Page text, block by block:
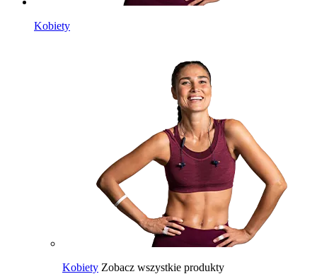
Kobiety
Kobiety Zobacz wszystkie produkty